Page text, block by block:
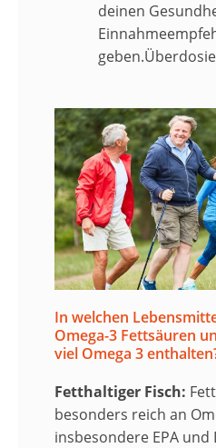
deinen
In welchen
Omega-3 Fettsäuren
viel Omega 3
Fetthaltiger Fisch:
besonders reich an
insbesondere EPA und